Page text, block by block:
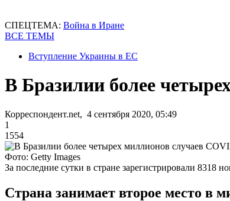
СПЕЦТЕМА: Война в Иране
ВСЕ ТЕМЫ
Вступление Украины в ЕС
В Бразилии более
Корреспондент.net, 4 сентября 2020, 05:49
1
1554
Фото: Getty Images
За последние сутки в стране зарегистрировали 8318
Страна занимает второе место в